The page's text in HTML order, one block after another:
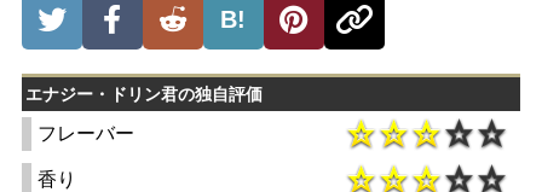
B!
エナジー・ドリン君の独自評価
フレーバー
香り